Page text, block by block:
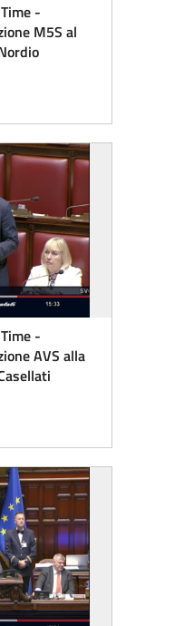
-
M5S al
-
AVS alla